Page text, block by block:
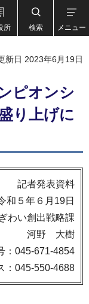
所 検索 メニュー
新日 2023年6月19日
ピオンシ
り上げに
記者発表資料
和５年６月19日
わい創出戦略課
河野 大樹
：045-671-4854
：045-550-4688